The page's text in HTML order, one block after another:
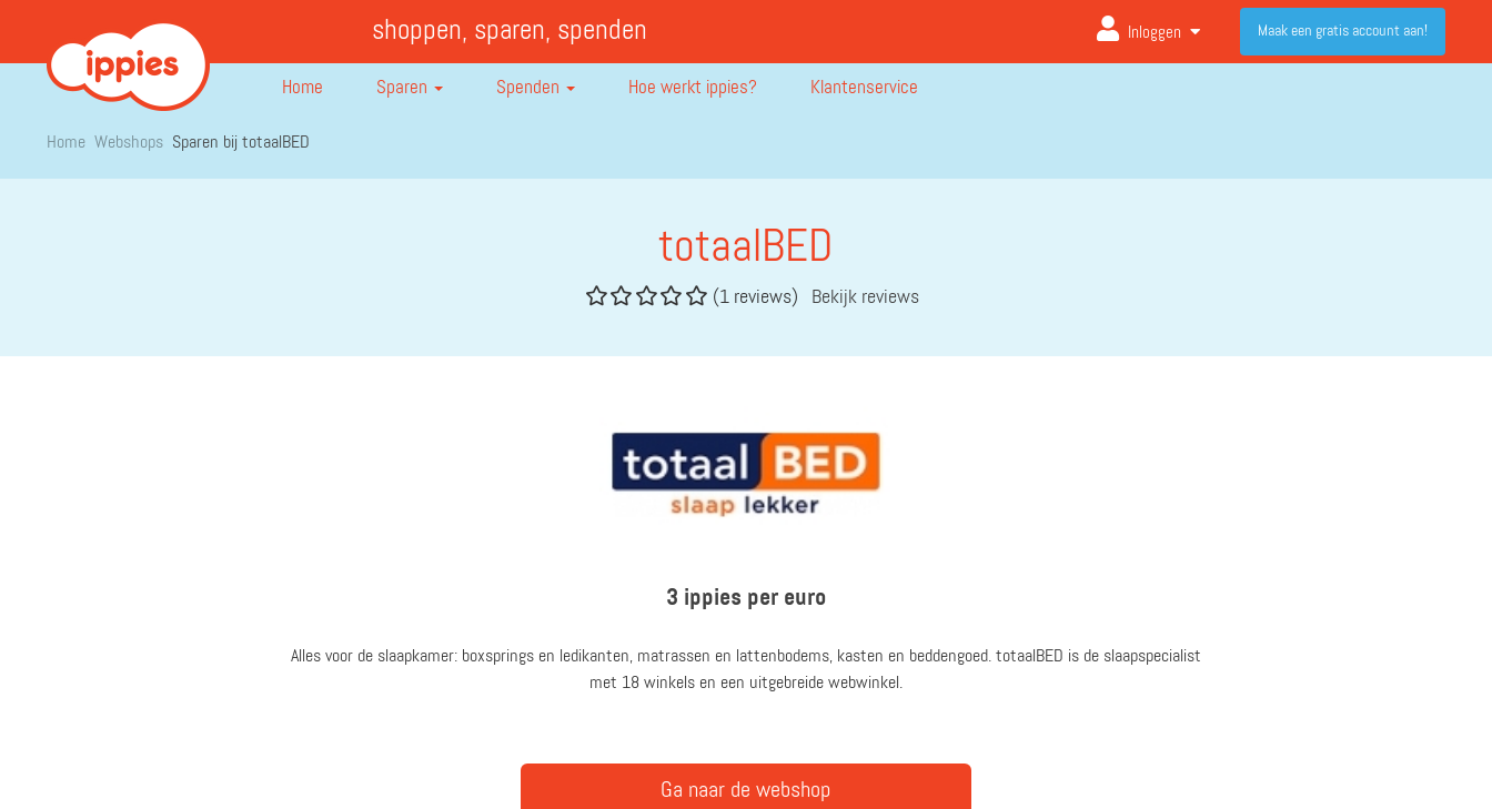
shoppen, sparen, spenden Inloggen Maak een gratis account aan!
Home Sparen Spenden Hoe werkt ippies? Klantenservice
Home Webshops Sparen bij totaalBED
totaalBED
(1 reviews) Bekijk reviews
3 ippies per euro
Alles voor de slaapkamer: boxsprings en ledikanten, matrassen en lattenbodems, kasten en beddengoed. totaalBED is de slaapspecialist
met 18 winkels en een uitgebreide webwinkel.
Ga naar de webshop